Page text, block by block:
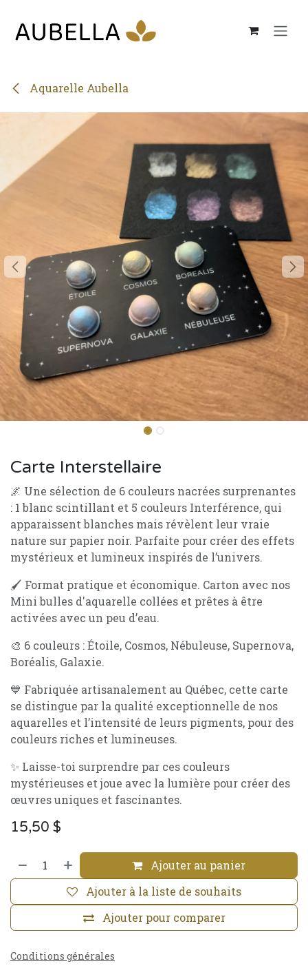
Aquarelle Aubella
Carte Interstellaire
🌌 Une sélection de 6 couleurs nacrées surprenantes
: 1 blanc scintillant et 5 couleurs Interférence, qui
apparaissent blanches mais révèlent leur vraie
nature sur papier noir. Parfaite pour créer des effets
mystérieux et lumineux inspirés de l’univers.
🖌️ Format pratique et économique. Carton avec nos
Mini bulles d'aquarelle collées et prêtes à être
activées avec un peu d’eau.
🎨 6 couleurs : Étoile, Cosmos, Nébuleuse, Supernova,
Boréalis, Galaxie.
💙 Fabriquée artisanalement au Québec, cette carte
se distingue par la qualité exceptionnelle de nos
aquarelles et l’intensité de leurs pigments, pour des
couleurs riches et lumineuses.
✨ Laisse-toi surprendre par ces couleurs
mystérieuses et joue avec la lumière pour créer des
œuvres uniques et fascinantes.
15,50 $
Ajouter au panier
Ajouter pour comparer
Ajouter à la liste de souhaits
Conditions générales